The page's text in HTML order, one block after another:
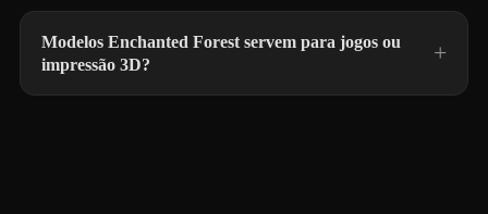
Modelos Enchanted Forest servem para jogos ou
impressão 3D?